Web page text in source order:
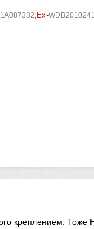
,Ex-
креплением. Тоже